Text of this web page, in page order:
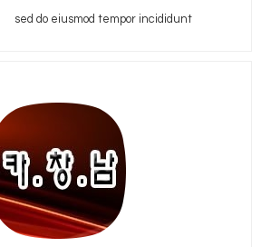
sed do eiusmod tempor incididunt